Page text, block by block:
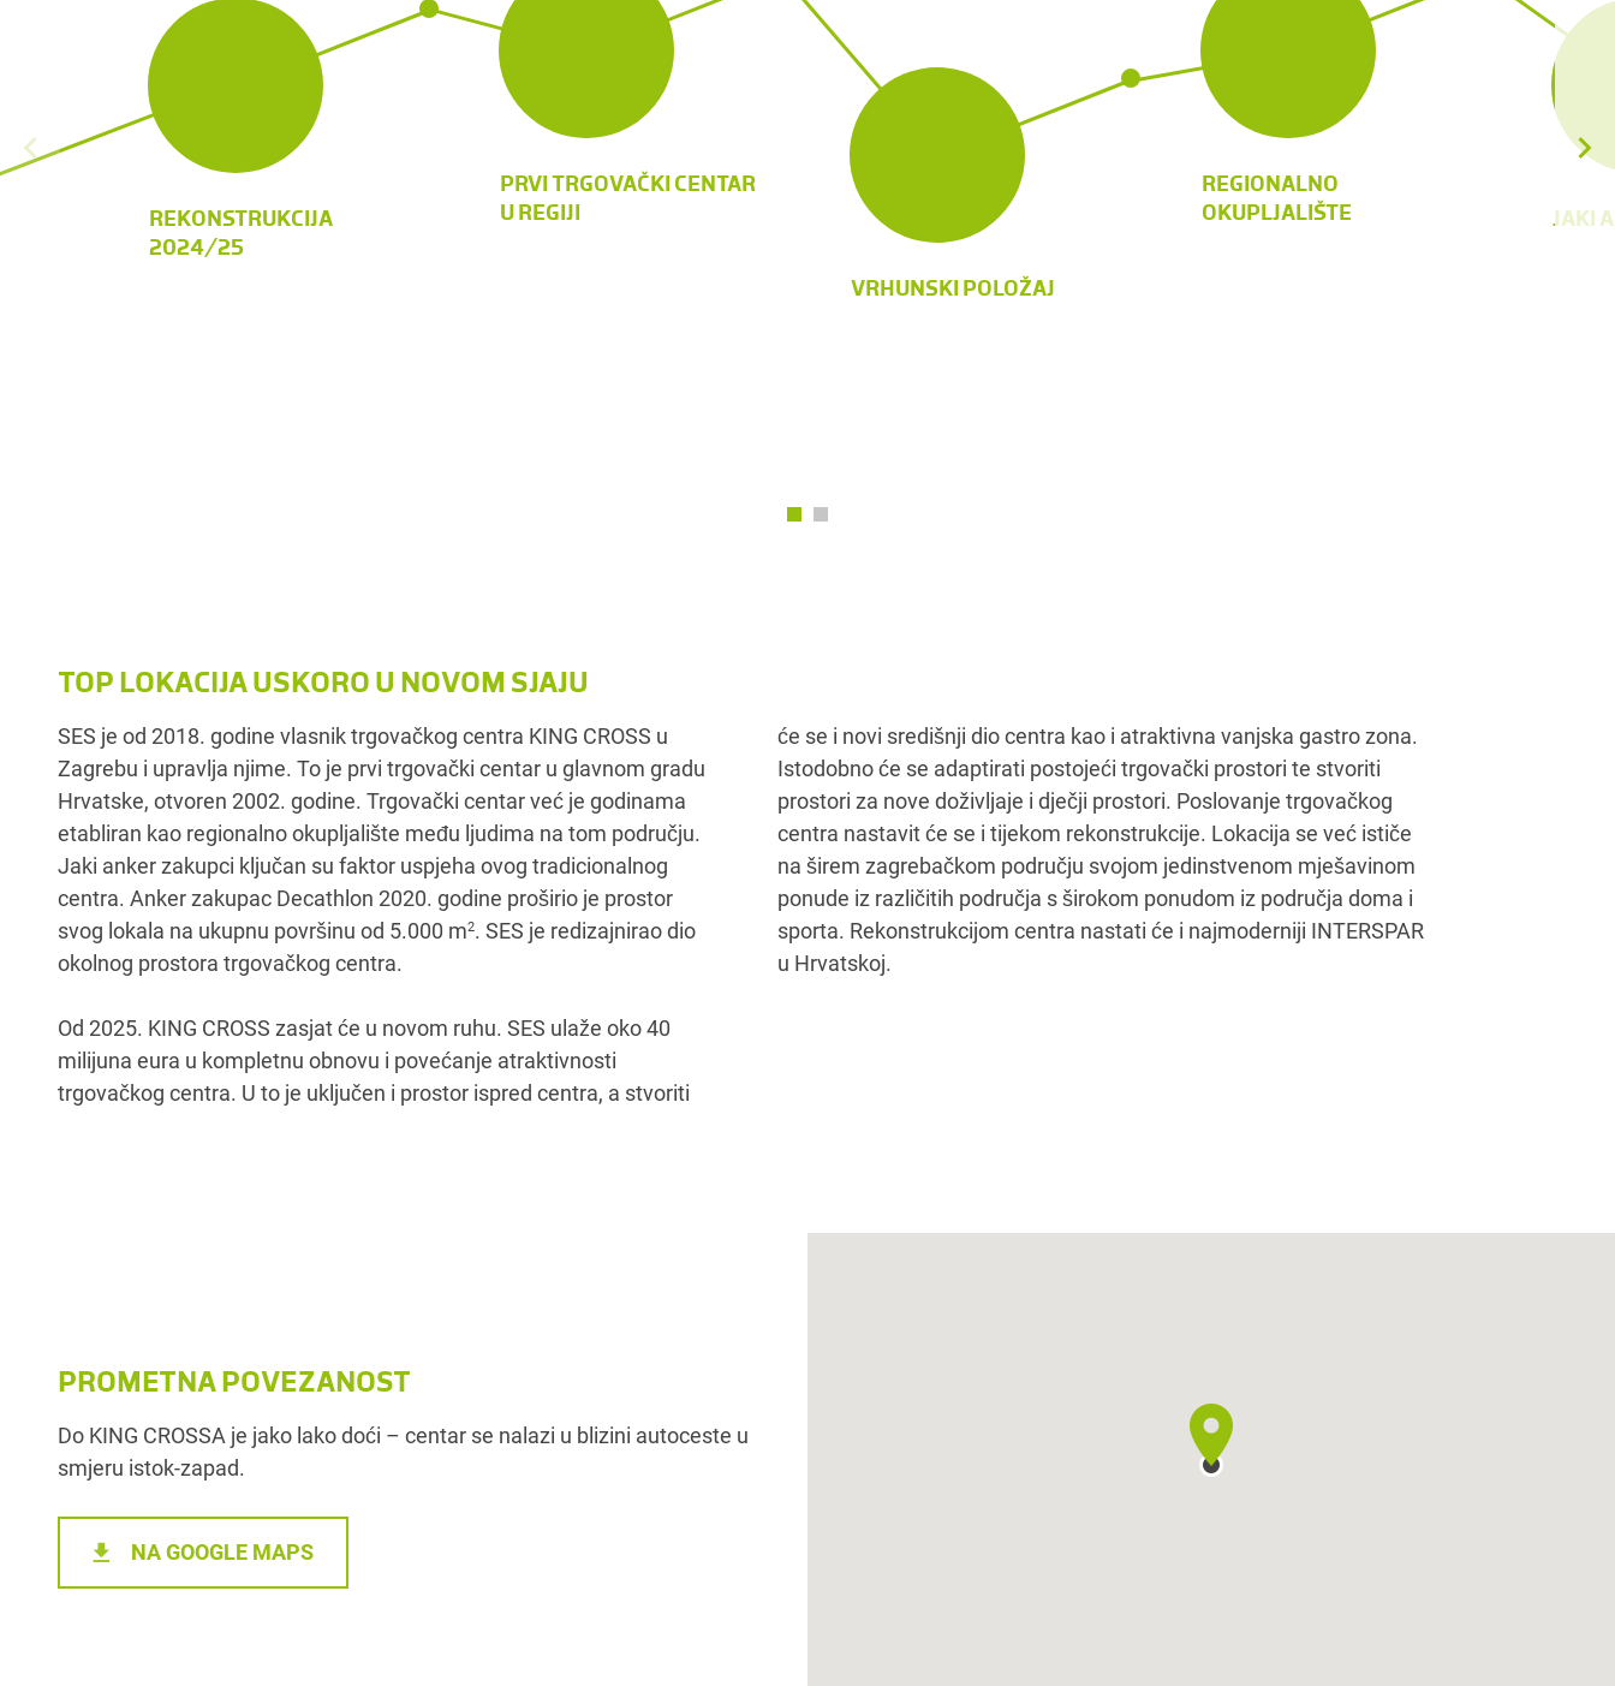
REKONSTRUKCIJA
2024/25
PRVI TRGOVAČKI CENTAR
U REGIJI
VRHUNSKI POLOŽAJ
REGIONALNO
OKUPLJALIŠTE
JAKI
TOP LOKACIJA USKORO U NOVOM SJAJU
SES je od 2018. godine vlasnik trgovačkog centra KING CROSS u
Zagrebu i upravlja njime. To je prvi trgovački centar u glavnom gradu
Hrvatske, otvoren 2002. godine. Trgovački centar već je godinama
etabliran kao regionalno okupljalište među ljudima na tom području.
Jaki anker zakupci ključan su faktor uspjeha ovog tradicionalnog
centra. Anker zakupac Decathlon 2020. godine proširio je prostor
svog lokala na ukupnu površinu od 5.000 m2. SES je redizajnirao dio
okolnog prostora trgovačkog centra.
Od 2025. KING CROSS zasjat će u novom ruhu. SES ulaže oko 40
milijuna eura u kompletnu obnovu i povećanje atraktivnosti
trgovačkog centra. U to je uključen i prostor ispred centra, a stvoriti
će se i novi središnji dio centra kao i atraktivna vanjska gastro zona.
Istodobno će se adaptirati postojeći trgovački prostori te stvoriti
prostori za nove doživljaje i dječji prostori. Poslovanje trgovačkog
centra nastavit će se i tijekom rekonstrukcije. Lokacija se već ističe
na širem zagrebačkom području svojom jedinstvenom mješavinom
ponude iz različitih područja s širokom ponudom iz područja doma i
sporta. Rekonstrukcijom centra nastati će i najmoderniji INTERSPAR
u Hrvatskoj.
PROMETNA POVEZANOST
Do KING CROSSA je jako lako doći – centar se nalazi u blizini autoceste u
smjeru istok-zapad.
NA GOOGLE MAPS